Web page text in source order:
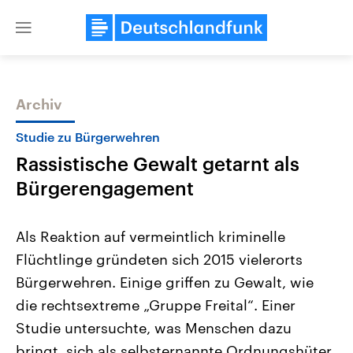
Close
Themen
Landtagswahl Sachsen-Anhalt
2026
Alle Informationen
Sachsen-Anhalt wählt am 6.
September 2026 einen neuen
Landtag. Seit 2021 wird das
Bundesland von einer Koalition aus
Aktuelle Beiträge,
Hintergründe
Wirtschaftlich und
gehören die Vereinigten
den mächtigsten Ländern
mit großem Einfluss auf
Archiv
Studie zu Bürgerwehren
Rassistische Gewalt getarnt als
Bürgerengagement
Als Reaktion auf vermeintlich kriminelle
Flüchtlinge gründeten sich 2015 vielerorts
Bürgerwehren. Einige griffen zu Gewalt, wie
die rechtsextreme „Gruppe Freital“. Einer
Studie untersuchte, was Menschen dazu